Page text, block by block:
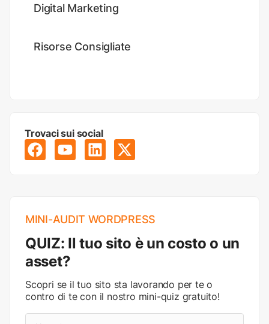
Digital Marketing
Risorse Consigliate
Trovaci sui social
MINI-AUDIT WORDPRESS
QUIZ: Il tuo sito è un costo o un
asset?
Scopri se il tuo sito sta lavorando per te o
contro di te con il nostro mini-quiz gratuito!